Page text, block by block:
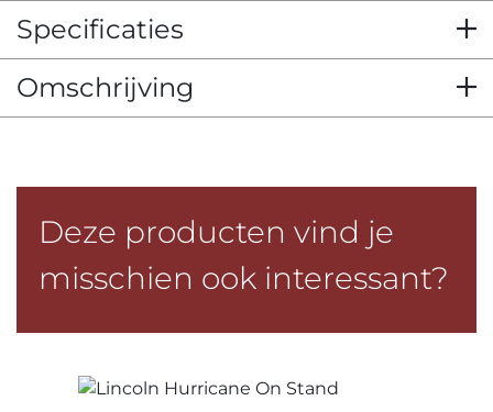
Specificaties
Omschrijving
Deze producten vind je
misschien ook interessant?